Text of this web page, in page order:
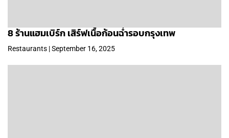
8 ร้านแฮมเบิร์ก เสิร์ฟเนื้อก้อนฉ่ำรอบกรุงเทพ
Restaurants | September 16, 2025